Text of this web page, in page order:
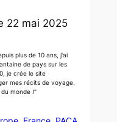
22 mai 2025
plus de 10 ans, j'ai
de pays sur les
je crée le site
mes récits de voyage.
monde !"